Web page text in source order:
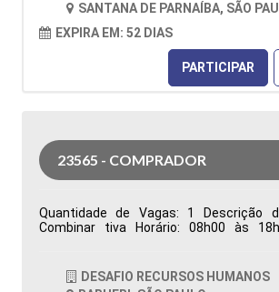
Características Comportamentais:
SANTANA DE PARNAÍBA, SÃO
EXPIRA EM: 52 DIAS
PARTICIPAR
23565 - COMPRADOR
Quantidade de Vagas: 1 Descrição
Combinar tiva Horário: 08h00 às
áreas produtivas e de manutenção.
requisições de compras, realização
DESAFIO RECURSOS HUMANOS